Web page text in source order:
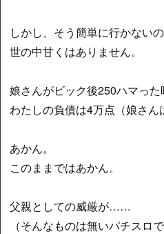
しかし、そう簡単に行かないの
世の中甘くはありません。
娘さんがビック後250ハマった
わたしの負債は4万点（娘さん
あかん。
このままではあかん。
父親としての威厳が……
（そんなものは無いパチスロ